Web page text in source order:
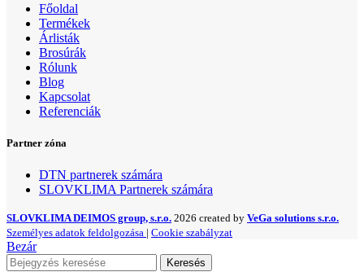
Főoldal
Termékek
Árlisták
Brosúrák
Rólunk
Blog
Kapcsolat
Referenciák
Partner zóna
DTN partnerek számára
SLOVKLIMA Partnerek számára
SLOVKLIMA DEIMOS group, s.r.o. 2026 created by VeGa solutions s.r.o.
Személyes adatok feldolgozása | Cookie szabályzat
Bezár
Keresés